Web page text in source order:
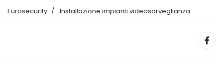
Eurosecurity Installazione impianti videosorveglianza